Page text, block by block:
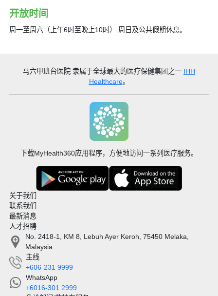
开放时间
周一至周六（上午6时至晚上10时）.周日及公共假期休息。
马六甲班台医院 隶属于全球最大的医疗保健集团之一 IHH
Healthcare。
下载MyHealth360应用程序，方便地访问一系列医疗服务。
关于我们
联系我们
最新消息
人才招聘
No. 2418-1, KM 8, Lebuh Ayer Keroh, 75450 Melaka,
Malaysia
主线
+606-231 9999
WhatsApp
+6016-301 2999